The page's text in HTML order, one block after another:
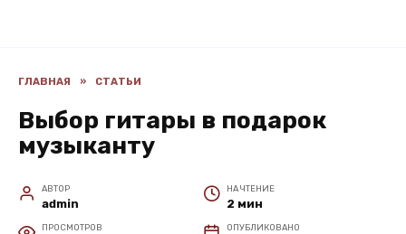
ГЛАВНАЯ » СТАТЬИ
Выбор гитары в подарок
музыканту
АВТОР
admin
НА ЧТЕНИЕ
2 мин
ПРОСМОТРОВ ОПУБЛИКОВАНО